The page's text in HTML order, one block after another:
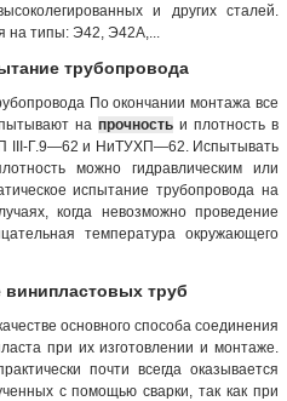
и других сталей.
на типы: Э42, Э42А,...
трубопровода
По окончании монтажа все
на прочность и плотность в
III-Г.9—62 и НиТУХП—62. Испытывать
можно гидравлическим или
испытание трубопровода на
когда невозможно проведение
температура окружающего
винипластовых труб
основного способа соединения
при их изготовлении и монтаже.
почти всегда оказывается
с помощью сварки, так как при